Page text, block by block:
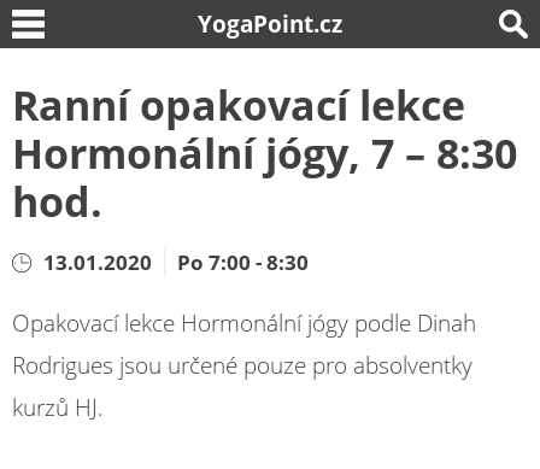
YogaPoint.cz
Ranní opakovací lekce
Hormonální jógy, 7 – 8:30
hod.
13.01.2020 Po 7:00 - 8:30
Opakovací lekce Hormonální jógy podle Dinah
Rodrigues jsou určené pouze pro absolventky
kurzů HJ.